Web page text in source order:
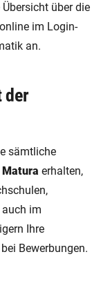
über die
im Login-
an.
der
sämtliche
Matura erhalten,
im
Ihre
Bewerbungen.